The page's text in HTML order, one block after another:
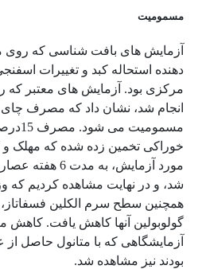
مسمومیت
آزمایش های بافت شناسی که روی
دهنده استحاله کبد و تغییرات
مرکزی بود. آزمایش های معتبر که
انجام شد، نشان داد که مصرف چای
خوراکی تخمین زده شده که مهلک
مورد آزمایش، به
شد، و در نهایت مشاهده کردیم که
همچنین سطح سرم الکلین فسفاتاز،
گولوبولین آنها کاهش یافت. کاهش
آزمایشگاهی که با متانول حاصل از
بودند نیز مشاهده شد.